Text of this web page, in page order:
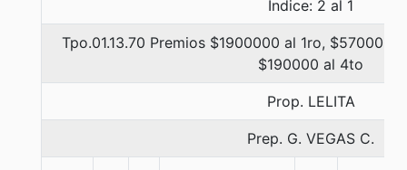
Indice: 2 al 1
Tpo.01.13.70 Premios $1900000 al 1ro, $570000
$190000 al 4to
Prop. LELITA
Prep. G. VEGAS C.